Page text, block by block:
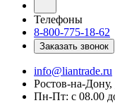
Телефоны
8-800-775-18-62
Заказать звонок
info@liantrade.ru
Ростов-на-
Пн-Пт: c 08.00